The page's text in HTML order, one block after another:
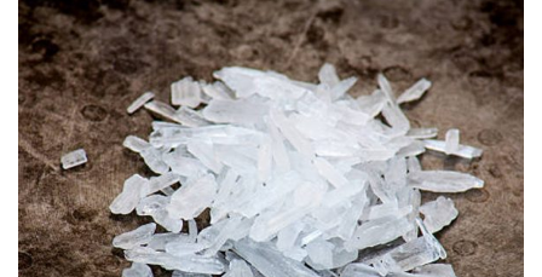
CONTINUE READING